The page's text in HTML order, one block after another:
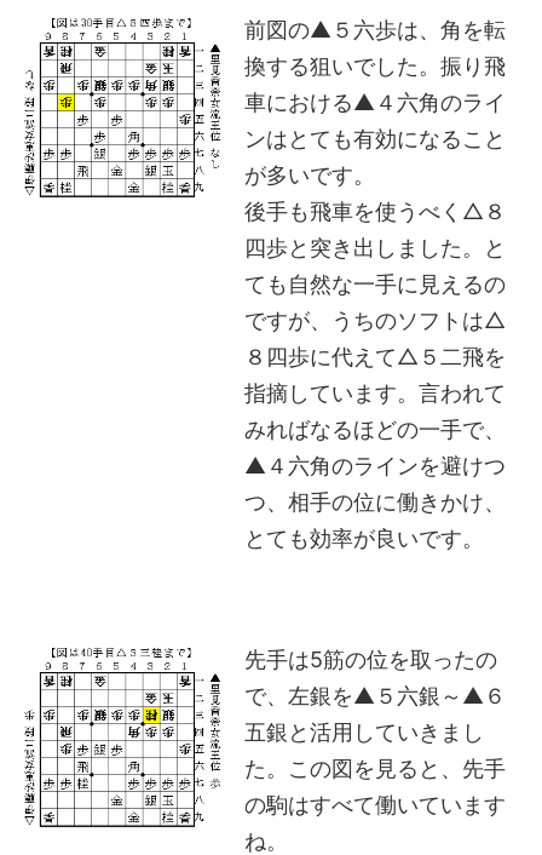
前図の▲５六歩は、角を転
換する狙いでした。振り飛
車における▲４六角のライ
ンはとても有効になること
が多いです。
後手も飛車を使うべく△８
四歩と突き出しました。と
ても自然な一手に見えるの
ですが、うちのソフトは△
８四歩に代えて△５二飛を
指摘しています。言われて
みればなるほどの一手で、
▲４六角のラインを避けつ
つ、相手の位に働きかけ、
とても効率が良いです。
先手は5筋の位を取ったの
で、左銀を▲５六銀～▲６
五銀と活用していきまし
た。この図を見ると、先手
の駒はすべて働いています
ね。